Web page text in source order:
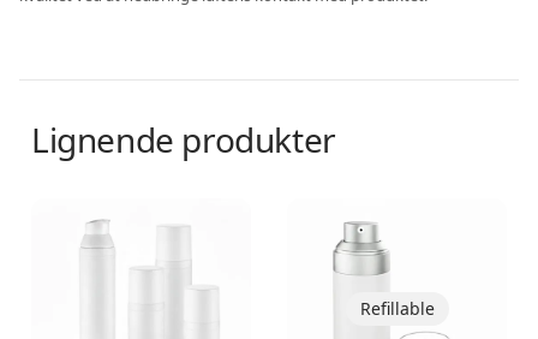
Lignende produkter
Refillable